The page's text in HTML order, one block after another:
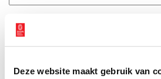
Deze website maakt gebruik van
E-mail
Vink dit aan als u op de hoogte